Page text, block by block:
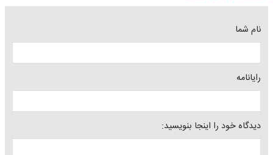
نام شما
رایانامه
دیدگاه خود را اینجا بنویسید: